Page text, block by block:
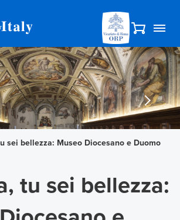
sei bellezza: Museo Diocesano e Duomo
tu sei bellezza: